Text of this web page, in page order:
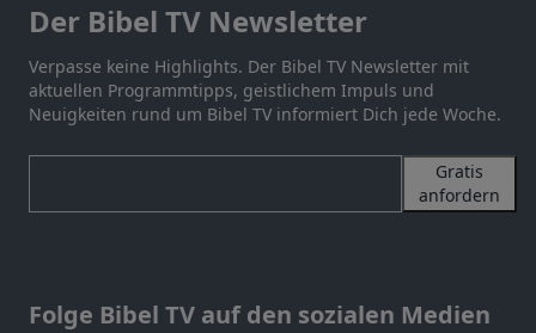
Der Bibel TV Newsletter
Verpasse keine Highlights. Der Bibel TV Newsletter mit
aktuellen Programmtipps, geistlichem Impuls und
Neuigkeiten rund um Bibel TV informiert Dich jede Woche.
Gratis
anfordern
Folge Bibel TV auf den sozialen Medien